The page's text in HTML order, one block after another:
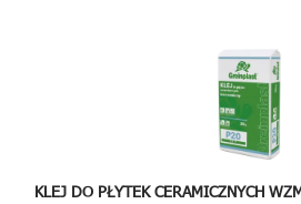
KLEJ DO PŁYTEK CERAMICZNYCH